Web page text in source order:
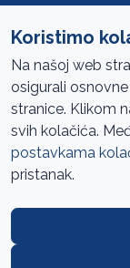
Pristup
Mapa sajta
Oglasi
Koristimo
Na našoj web
osigurali
stranice. Klikom
svih kolačića.
postavkama
pristanak.